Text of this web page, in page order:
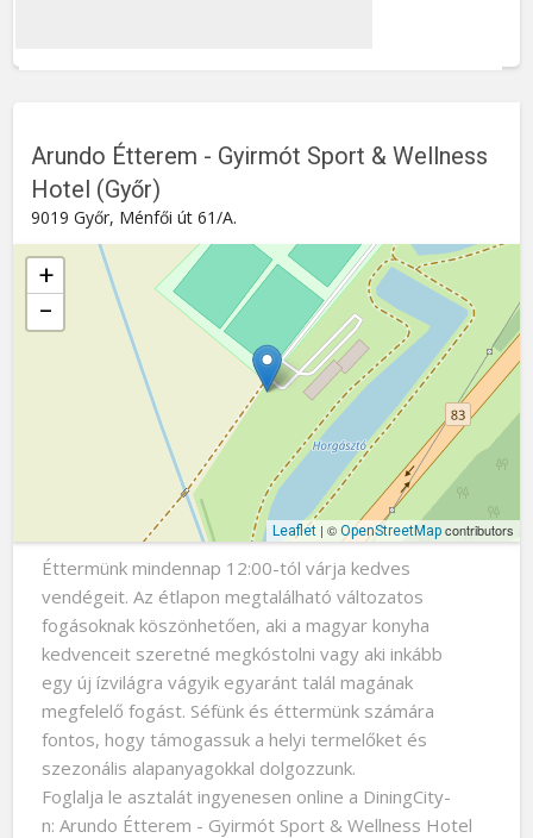
Arundo Étterem - Gyirmót Sport & Wellness
Hotel (Győr)
9019 Győr, Ménfői út 61/A.
+
−
Leaflet| © OpenStreetMapcontributors
Arundo Étterem - Gyirmót Sport & Wellness Hotel (Győr)
Ménfői út 61/A. , 9019Győr
Éttermünk mindennap 12:00-tól várja kedves
vendégeit. Az étlapon megtalálható változatos
fogásoknak köszönhetően, aki a magyar konyha
kedvenceit szeretné megkóstolni vagy aki inkább
egy új ízvilágra vágyik egyaránt talál magának
megfelelő fogást. Séfünk és éttermünk számára
fontos, hogy támogassuk a helyi termelőket és
szezonális alapanyagokkal dolgozzunk.
Foglalja le asztalát ingyenesen online a DiningCity-
n: Arundo Étterem - Gyirmót Sport & Wellness Hotel